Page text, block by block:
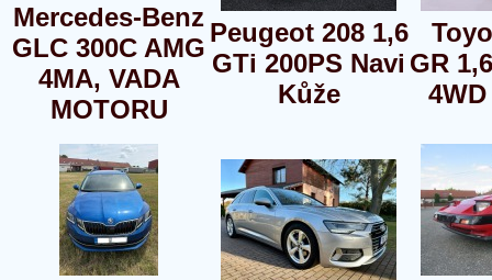
Mercedes-Benz
GLC 300C AMG
4MA, VADA
MOTORU
Peugeot 208 1,6
GTi 200PS Navi
Kůže
GR